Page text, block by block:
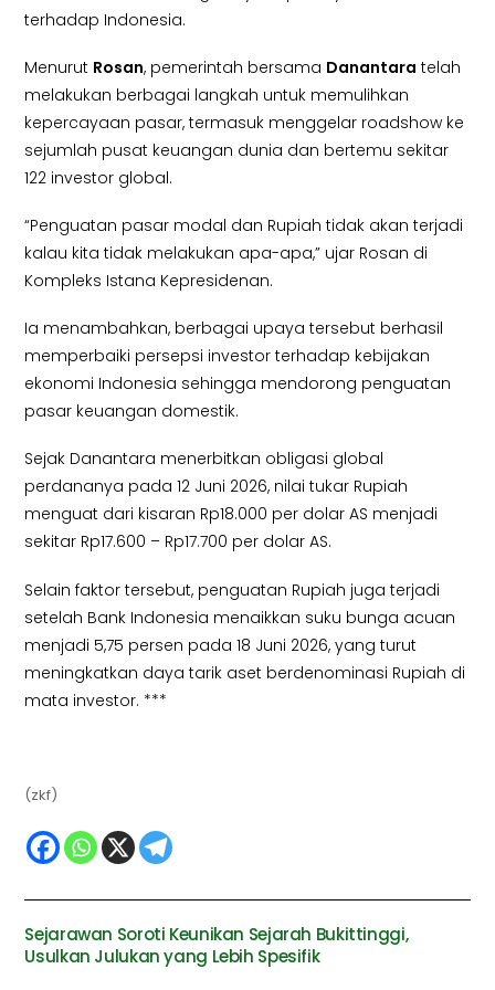
terhadap Indonesia.
Menurut Rosan, pemerintah bersama Danantara telah
melakukan berbagai langkah untuk memulihkan
kepercayaan pasar, termasuk menggelar roadshow ke
sejumlah pusat keuangan dunia dan bertemu sekitar
122 investor global.
“Penguatan pasar modal dan Rupiah tidak akan terjadi
kalau kita tidak melakukan apa-apa,” ujar Rosan di
Kompleks Istana Kepresidenan.
Ia menambahkan, berbagai upaya tersebut berhasil
memperbaiki persepsi investor terhadap kebijakan
ekonomi Indonesia sehingga mendorong penguatan
pasar keuangan domestik.
Sejak Danantara menerbitkan obligasi global
perdananya pada 12 Juni 2026, nilai tukar Rupiah
menguat dari kisaran Rp18.000 per dolar AS menjadi
sekitar Rp17.600 – Rp17.700 per dolar AS.
Selain faktor tersebut, penguatan Rupiah juga terjadi
setelah Bank Indonesia menaikkan suku bunga acuan
menjadi 5,75 persen pada 18 Juni 2026, yang turut
meningkatkan daya tarik aset berdenominasi Rupiah di
mata investor. ***
(zkf)
Sejarawan Soroti Keunikan Sejarah Bukittinggi,
Usulkan Julukan yang Lebih Spesifik